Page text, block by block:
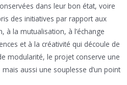
dans leur bon état, voire
des initiatives par rapport aux
la mutualisation, à l’échange
et à la créativité qui découle de
modularité, le projet conserve une
aussi une souplesse d’un point